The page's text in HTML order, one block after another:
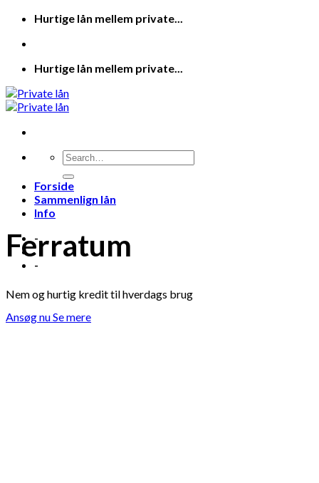
Skip
content
Hurtige lån mellem private...
Hurtige lån mellem private...
Forside
Sammenlign lån
Info
-
-
Ferratum
Nem og hurtig kredit til hverdags brug
Ansøg nuSe mere